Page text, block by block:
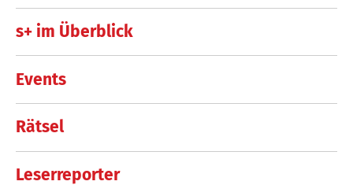
s+ im Überblick
Events
Rätsel
Leserreporter